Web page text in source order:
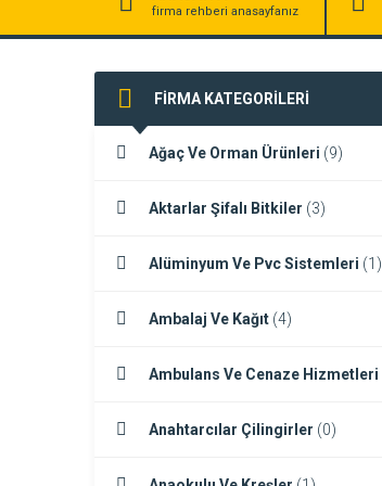
firma rehberi anasayfanız
FİRMA KATEGORİLERİ
Ağaç Ve Orman Ürünleri (9)
Aktarlar Şifalı Bitkiler (3)
Alüminyum Ve Pvc Sistemleri (1)
Ambalaj Ve Kağıt (4)
Ambulans Ve Cenaze Hizmetleri
Anahtarcılar Çilingirler (0)